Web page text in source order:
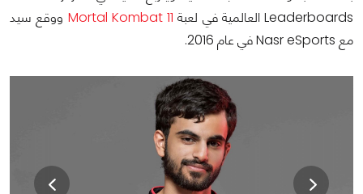
Leaderboards العالمية في لعبة
Mortal Kombat 11
ووقع سيد
مع Nasr eSports في عام 2016.